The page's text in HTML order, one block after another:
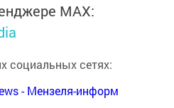
MАХ:
социальных сетях:
- Мензеля-информ